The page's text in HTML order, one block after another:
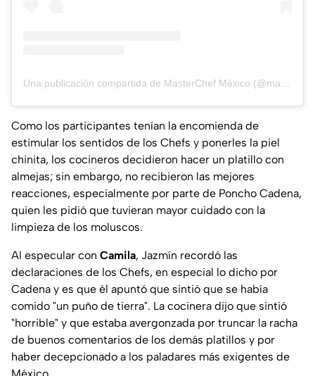
Como los participantes tenían la encomienda de
estimular los sentidos de los Chefs y ponerles la piel
chinita, los cocineros decidieron hacer un platillo con
almejas; sin embargo, no recibieron las mejores
reacciones, especialmente por parte de Poncho Cadena,
quien les pidió que tuvieran mayor cuidado con la
limpieza de los moluscos.
Al especular con Camila, Jazmín recordó las
declaraciones de los Chefs, en especial lo dicho por
Cadena y es que él apuntó que sintió que se había
comido "un puño de tierra". La cocinera dijo que sintió
"horrible" y que estaba avergonzada por truncar la racha
de buenos comentarios de los demás platillos y por
haber decepcionado a los paladares más exigentes de